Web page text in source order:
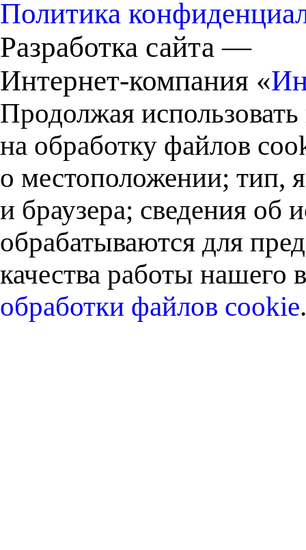
Политика
Разработка сайта —
Интернет-компания «
Продолжая
на обработку файлов
о местоположении; тип,
и браузера; сведения об
обрабатываются для
качества работы нашего
обработки файлов cookie.